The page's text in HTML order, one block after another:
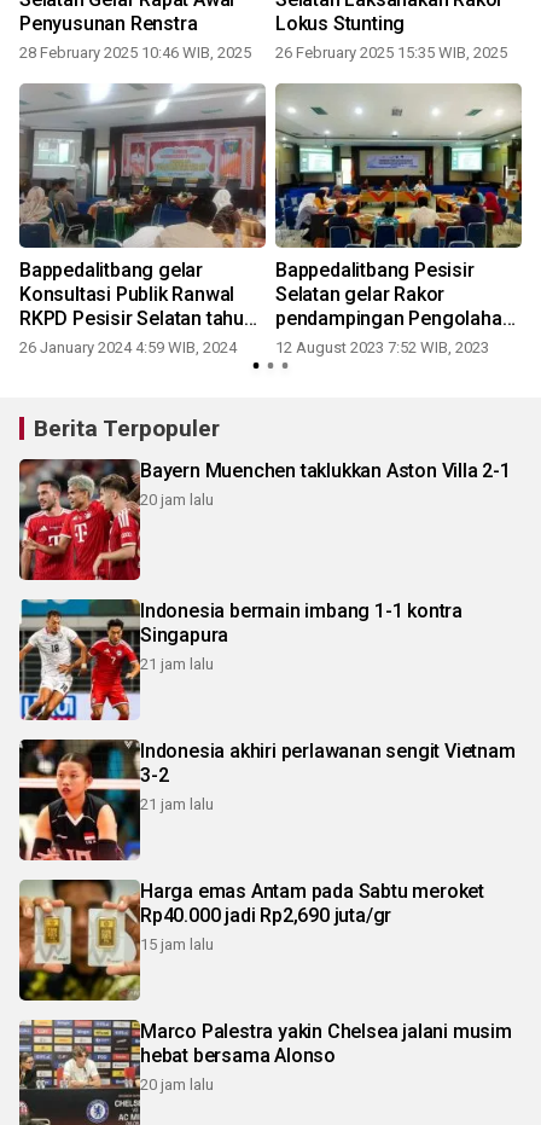
Penyusunan Renstra
28 February 2025 10:46 WIB, 2025
Lokus Stunting
26 February 2025 15:35 WIB, 2025
Bappedalitbang gelar
Konsultasi Publik Ranwal
RKPD Pesisir Selatan tahun
2025
26 January 2024 4:59 WIB, 2024
Bappedalitbang Pesisir
Selatan gelar Rakor
pendampingan Pengolahan
Data
12 August 2023 7:52 WIB, 2023
Berita Terpopuler
Bayern Muenchen taklukkan Aston Villa 2-1
20 jam lalu
Indonesia bermain imbang 1-1 kontra
Singapura
21 jam lalu
Indonesia akhiri perlawanan sengit Vietnam
3-2
21 jam lalu
Harga emas Antam pada Sabtu meroket
Rp40.000 jadi Rp2,690 juta/gr
15 jam lalu
Marco Palestra yakin Chelsea jalani musim
hebat bersama Alonso
20 jam lalu